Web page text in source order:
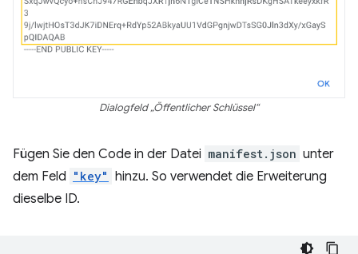
Dialogfeld „Öffentlicher Schlüssel“
Fügen Sie den Code in der Datei manifest.json unter
dem Feld "key" hinzu. So verwendet die Erweiterung
dieselbe ID.